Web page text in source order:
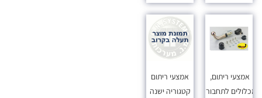
אמצעי ריתום,
מכלולים לתחבורה
אמצעי ריתום
קטגוריה ישנה